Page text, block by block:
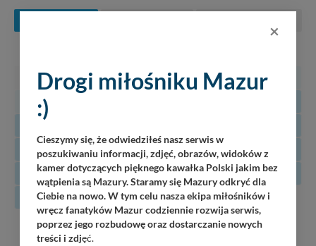
27 28 29 30 31 1
17
18 19 20 21 22
24
25 26 27 28 29
30
31
08 Luka
×
Drogi miłośniku Mazur
:)
Cieszymy się, że odwiedziłeś nasz serwis w
poszukiwaniu informacji, zdjęć, obrazów, widoków z
kamer dotyczących pięknego kawałka Polski jakim bez
wątpienia są Mazury. Staramy się Mazury odkryć dla
Ciebie na nowo. W tym celu nasza ekipa miłośników i
wręcz fanatyków Mazur codziennie rozwija serwis,
poprzez jego rozbudowę oraz dostarczanie nowych
treści i zdjęć.